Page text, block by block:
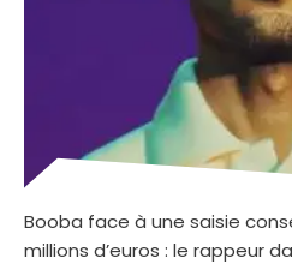
Booba face à une saisie
millions d’euros : le rappeur